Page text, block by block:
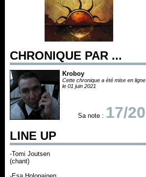
CHRONIQUE PAR ...
Kroboy
Cette chronique a été mise en ligne
le 01 juin 2021
Sa note : 17/20
LINE UP
-Tomi Joutsen
(chant)